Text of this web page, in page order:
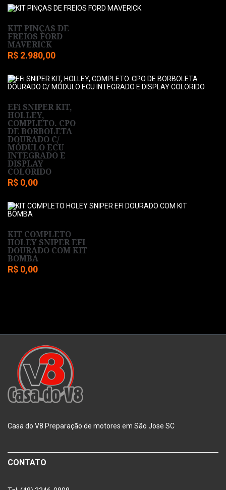
KIT PINÇAS DE
FREIOS FORD
MAVERICK
R$ 2.980,00
EFi SNIPER KIT,
HOLLEY,
COMPLETO. CPO
DE BORBOLETA
DOURADO C/
MÓDULO ECU
INTEGRADO E
DISPLAY
COLORIDO
R$ 0,00
KIT COMPLETO
HOLEY SNIPER EFI
DOURADO COM KIT
BOMBA
R$ 0,00
Casa do V8 Preparação de motores em São Jose SC
CONTATO